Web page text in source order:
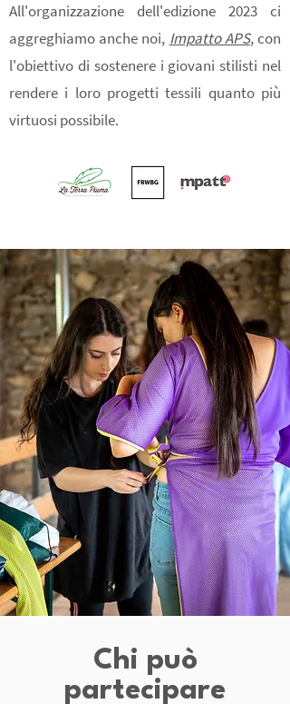
All'organizzazione dell'edizione 2023 ci
aggreghiamo anche noi, Impatto APS, con
l'obiettivo di sostenere i giovani stilisti nel
rendere i loro progetti tessili quanto più
virtuosi possibile.
Chi può
partecipare